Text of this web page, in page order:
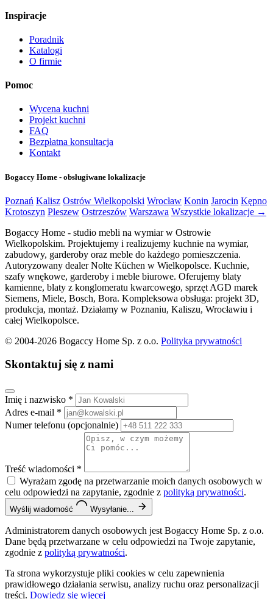
Inspiracje
Poradnik
Katalogi
O firmie
Pomoc
Wycena kuchni
Projekt kuchni
FAQ
Bezpłatna konsultacja
Kontakt
Bogaccy Home - obsługiwane lokalizacje
Poznań Kalisz Ostrów Wielkopolski Wrocław Konin Jarocin Kępno
Krotoszyn Pleszew Ostrzeszów Warszawa Wszystkie lokalizacje →
Bogaccy Home - studio mebli na wymiar w Ostrowie
Wielkopolskim. Projektujemy i realizujemy kuchnie na wymiar,
zabudowy, garderoby oraz meble do każdego pomieszczenia.
Autoryzowany dealer Nolte Küchen w Wielkopolsce. Kuchnie,
szafy wnękowe, garderoby i meble biurowe. Oferujemy blaty
kamienne, blaty z konglomeratu kwarcowego, sprzęt AGD marek
Siemens, Miele, Bosch, Bora. Kompleksowa obsługa: projekt 3D,
produkcja, montaż. Działamy w Poznaniu, Kaliszu, Wrocławiu i
całej Wielkopolsce.
© 2004-2026 Bogaccy Home Sp. z o.o. Polityka prywatności
Skontaktuj się z nami
Imię i nazwisko *
Adres e-mail *
Numer telefonu (opcjonalnie)
Treść wiadomości *
Wyrażam zgodę na przetwarzanie moich danych osobowych w
celu odpowiedzi na zapytanie, zgodnie z polityką prywatności.
Wyślij wiadomość Wysyłanie...
Administratorem danych osobowych jest Bogaccy Home Sp. z o.o.
Dane będą przetwarzane w celu odpowiedzi na Twoje zapytanie,
zgodnie z polityką prywatności.
Ta strona wykorzystuje pliki cookies w celu zapewnienia
prawidłowego działania serwisu, analizy ruchu oraz personalizacji
treści. Dowiedz się więcej